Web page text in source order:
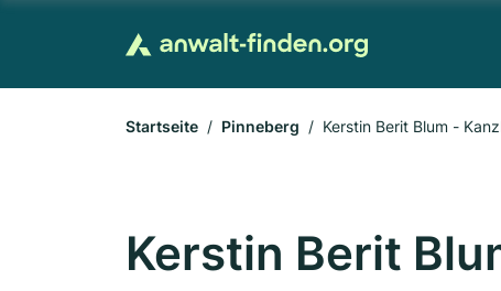
Startseite Pinneberg Kerstin Berit Blum -
Kerstin Berit